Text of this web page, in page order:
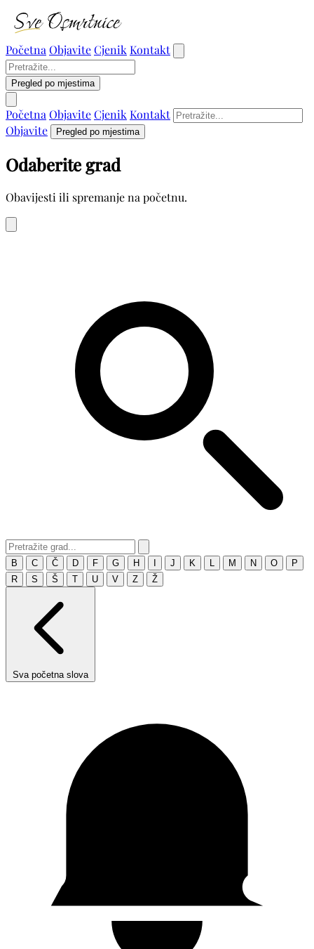
Početna ObjaviteCjenik Kontakt
Pregled po mjestima
Početna ObjaviteCjenik Kontakt
Objavite
Pregled po mjestima
Odaberite grad
Obavijesti ili spremanje na početnu.
B C Č D F G H J K M N O
P
R
S Š T U V Z Ž
Sva početna slova